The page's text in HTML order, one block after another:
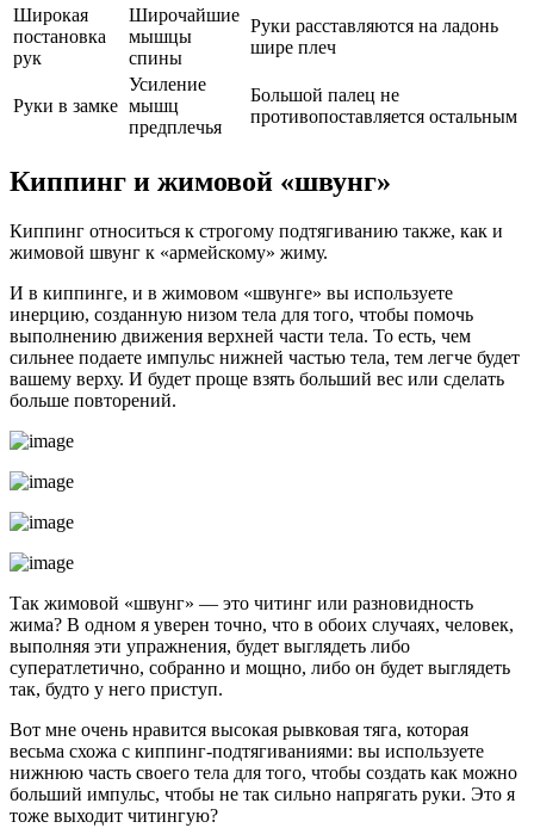
Широкая
постановка
рук
Широчайшие
мышцы
спины
Руки расставляются на ладонь
шире плеч
Руки в замке
Усиление
мышц
предплечья
Большой палец не
противопоставляется остальным
Киппинг и жимовой «швунг»
Киппинг относиться к строгому подтягиванию также, как и
жимовой швунг к «армейскому» жиму.
И в киппинге, и в жимовом «швунге» вы используете
инерцию, созданную низом тела для того, чтобы помочь
выполнению движения верхней части тела. То есть, чем
сильнее подаете импульс нижней частью тела, тем легче будет
вашему верху. И будет проще взять больший вес или сделать
больше повторений.
Так жимовой «швунг» — это читинг или разновидность
жима? В одном я уверен точно, что в обоих случаях, человек,
выполняя эти упражнения, будет выглядеть либо
суператлетично, собранно и мощно, либо он будет выглядеть
так, будто у него приступ.
Вот мне очень нравится высокая рывковая тяга, которая
весьма схожа с киппинг-подтягиваниями: вы используете
нижнюю часть своего тела для того, чтобы создать как можно
больший импульс, чтобы не так сильно напрягать руки. Это я
тоже выходит читингую?